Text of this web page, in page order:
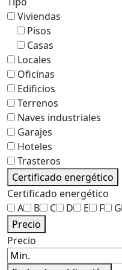
Viviendas
Pisos
Casas
Locales
Oficinas
Edificios
Terrenos
Naves industriales
Garajes
Hoteles
Trasteros
Certificado energético
Certificado energético
A
B C D E F G
Precio
Precio